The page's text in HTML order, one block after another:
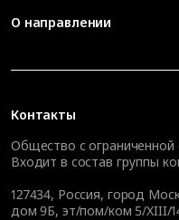
Контакты
Общество с
Входит в состав группы
127434, Россия, город
дом 9Б, эт/пом/ком 5/XIII/
О направлении